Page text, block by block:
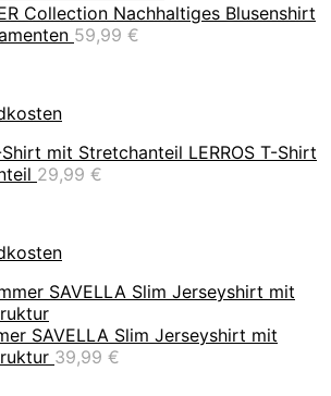
Collection Nachhaltiges Blusenshirt
59,99 €
LERROS T-Shirt
29,99 €
SAVELLA Slim Jerseyshirt mit
39,99 €